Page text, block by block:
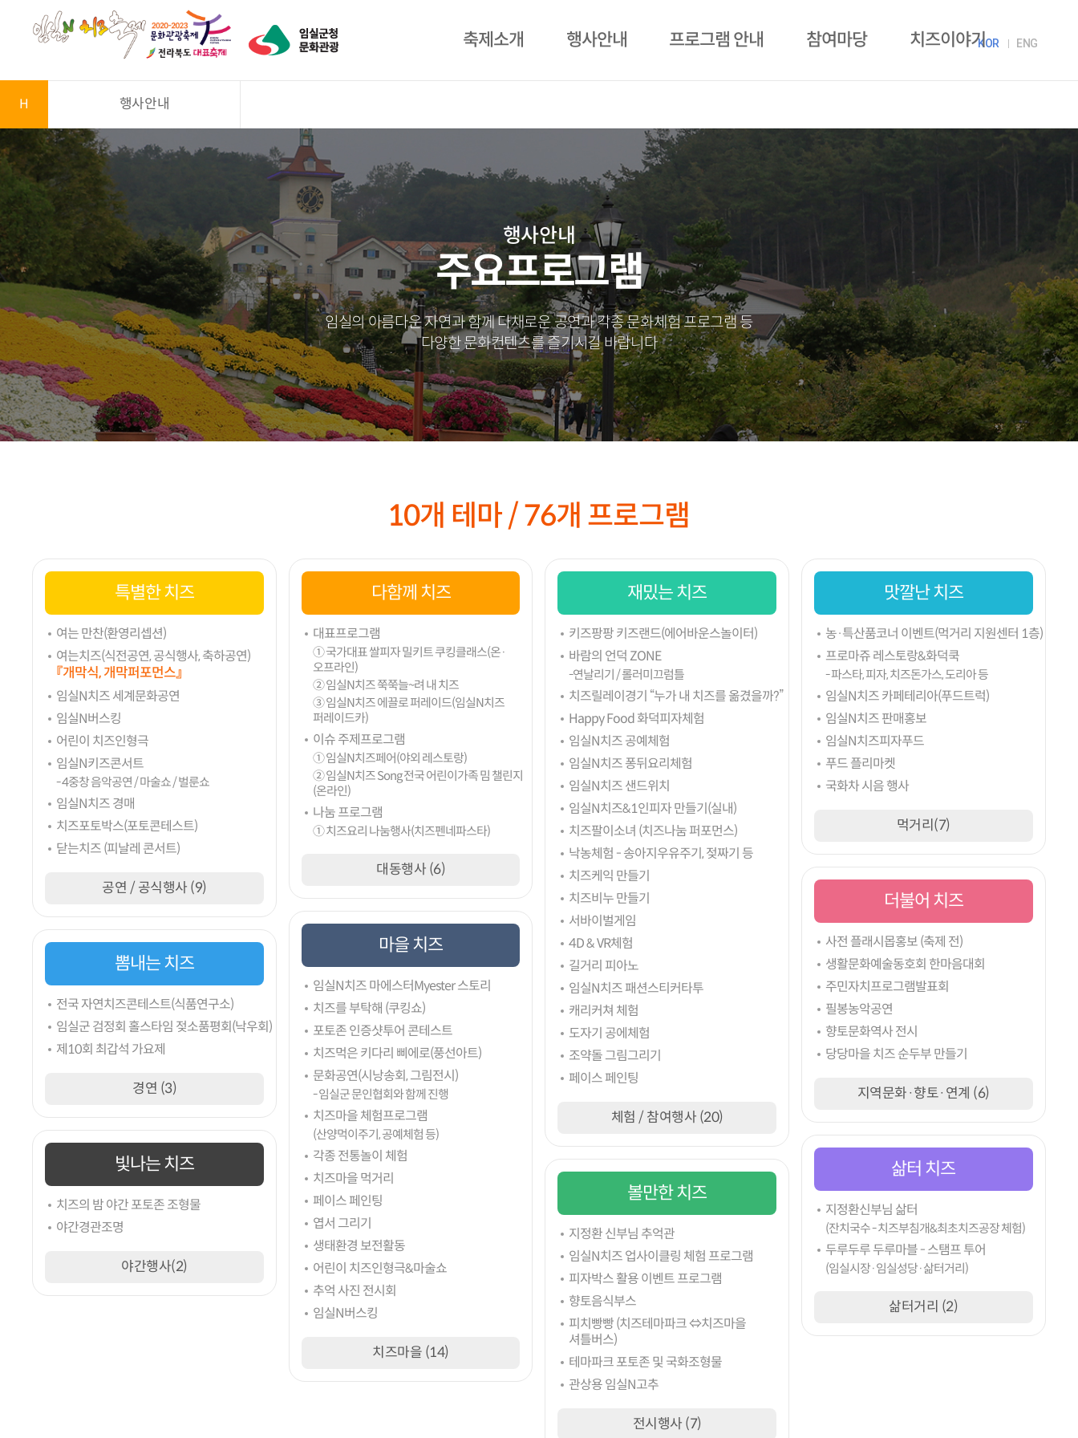
축제소개 행사안내 프로그램 안내 참여마당 치즈이야기
H 행사안내
KOR ENG
행사안내
주요프로그램
임실의 아름다운 자연과 함께 다채로운 공연과 각종 문화체험 프로그램 등
다양한 문화컨텐츠를 즐기시길 바랍니다
10개 테마 / 76개 프로그램
특별한 치즈
여는 만찬(환영리셉션)
여는치즈(식전공연, 공식행사, 축하공연)
『개막식, 개막퍼포먼스』
임실N치즈 세계문화공연
임실N버스킹
어린이 치즈인형극
임실N키즈콘서트
- 4중창 음악공연 / 마술쇼 / 벌룬쇼
임실N치즈 경매
치즈포토박스(포토콘테스트)
닫는치즈 (피날레 콘서트)
공연 / 공식행사 (9)
뽐내는 치즈
전국 자연치즈콘테스트(식품연구소)
임실군 검정회 홀스타임 젖소품평회(낙우회)
제10회 최갑석 가요제
경연 (3)
빛나는 치즈
치즈의 밤 야간 포토존 조형물
야간경관조명
야간행사(2)
다함께 치즈
대표프로그램
① 국가대표 쌀피자 밀키트 쿠킹클래스(온·
오프라인)
② 임실N치즈 쭉쭉늘~려 내 치즈
③ 임실N치즈 에끌로 퍼레이드(임실N치즈
퍼레이드카)
이슈 주제프로그램
① 임실N치즈페어(야외 레스토랑)
② 임실N치즈 Song 전국 어린이가족 밈 챌린지
(온라인)
나눔 프로그램
① 치즈요리 나눔행사(치즈펜네파스타)
대동행사 (6)
마을 치즈
임실N치즈 마에스터Myester 스토리
치즈를 부탁해 (쿠킹쇼)
포토존 인증샷투어 콘테스트
치즈먹은 키다리 삐에로(풍선아트)
문화공연(시낭송회, 그림전시)
- 임실군 문인협회와 함께 진행
치즈마을 체험프로그램
(산양먹이주기, 공예체험 등)
각종 전통놀이 체험
치즈마을 먹거리
페이스 페인팅
엽서 그리기
생태환경 보전활동
어린이 치즈인형극&마술쇼
추억 사진 전시회
임실N버스킹
치즈마을 (14)
재밌는 치즈
키즈팡팡 키즈랜드(에어바운스놀이터)
바람의 언덕 ZONE
-연날리기 / 롤러미끄럼틀
치즈릴레이경기 “누가 내 치즈를 옮겼을까?”
Happy Food 화덕피자체험
임실N치즈 공예체험
임실N치즈 퐁뒤요리체험
임실N치즈 샌드위치
임실N치즈&1인피자 만들기(실내)
치즈팔이소녀 (치즈나눔 퍼포먼스)
낙농체험 - 송아지우유주기, 젖짜기 등
치즈케익 만들기
치즈비누 만들기
서바이벌게임
4D & VR체험
길거리 피아노
임실N치즈 패션스티커타투
캐리커쳐 체험
도자기 공에체험
조약돌 그림그리기
페이스 페인팅
체험 / 참여행사 (20)
볼만한 치즈
지정환 신부님 추억관
임실N치즈 업사이클링 체험 프로그램
피자박스 활용 이벤트 프로그램
향토음식부스
피치빵빵 (치즈테마파크 ⇔치즈마을
셔틀버스)
테마파크 포토존 및 국화조형물
관상용 임실N고추
전시행사 (7)
맛깔난 치즈
농·특산품코너 이벤트(먹거리 지원센터 1층)
프로마쥬 레스토랑&화덕쿡
- 파스타, 피자, 치즈돈가스, 도리아 등
임실N치즈 카페테리아(푸드트럭)
임실N치즈 판매홍보
임실N치즈피자푸드
푸드 플리마켓
국화차 시음 행사
먹거리(7)
더불어 치즈
사전 플래시몹홍보 (축제 전)
생활문화예술동호회 한마음대회
주민자치프로그램발표회
필봉농악공연
향토문화역사 전시
당당마을 치즈 순두부 만들기
지역문화·향토·연계 (6)
삶터 치즈
지정환신부님 삶터
(잔치국수 - 치즈부침개&최초치즈공장 체험)
두루두루 두루마블 - 스탬프 투어
(임실시장·임실성당·삶터거리)
삶터거리 (2)